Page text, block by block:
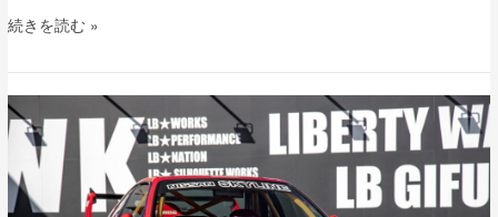
続きを読む »
LB-
ER34
Super
Silhouette
SKYLINE